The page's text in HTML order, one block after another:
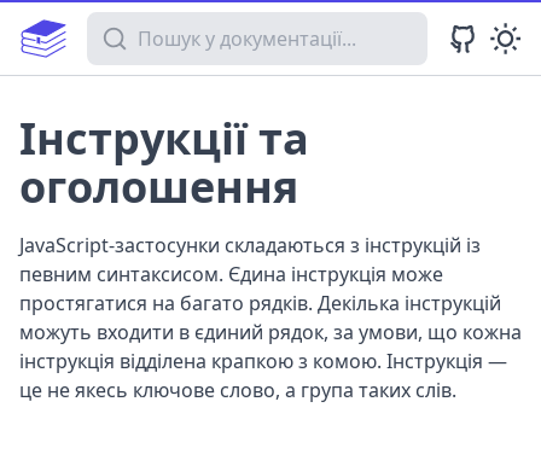
Пошук у документації
Інструкції та
оголошення
JavaScript-застосунки складаються з інструкцій із
певним синтаксисом. Єдина інструкція може
простягатися на багато рядків. Декілька інструкцій
можуть входити в єдиний рядок, за умови, що кожна
інструкція відділена крапкою з комою. Інструкція —
це не якесь ключове слово, а група таких слів.